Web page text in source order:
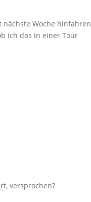
nächste Woche hinfahren
ich das in einer Tour
versprochen?